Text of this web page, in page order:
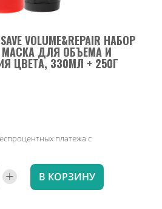
VOLUME&REPAIR НАБОР
ДЛЯ ОБЪЕМА И
ЦВЕТА, 330МЛ + 250Г
платежа с
+ В КОРЗИНУ